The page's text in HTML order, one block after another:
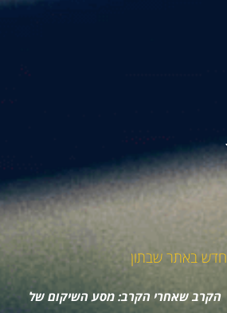
חדש באתר שבתון
הקרב שאחרי הקרב: מסע השיקום של